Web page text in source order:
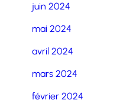
juin 2024
mai 2024
avril 2024
mars 2024
février 2024